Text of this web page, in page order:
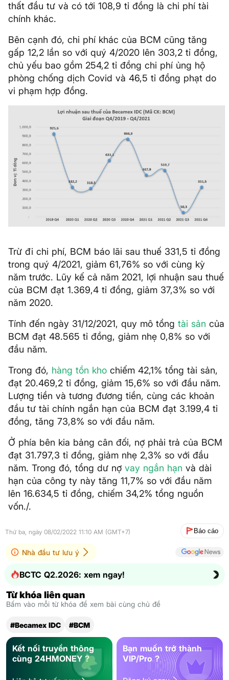
thất đầu tư và có tới 108,9 tỉ đồng là chi phí tài
chính khác.
Bên cạnh đó, chi phí khác của BCM cũng tăng
gấp 12,2 lần so với quý 4/2020 lên 303,2 tỉ đồng,
chủ yếu bao gồm 254,2 tỉ đồng chi phí ủng hộ
phòng chống dịch Covid và 46,5 tỉ đồng phạt do
vi phạm hợp đồng.
Trừ đi chi phí, BCM báo lãi sau thuế 331,5 tỉ đồng
trong quý 4/2021, giảm 61,76% so với cùng kỳ
năm trước. Lũy kế cả năm 2021, lợi nhuận sau thuế
của BCM đạt 1.369,4 tỉ đồng, giảm 37,3% so với
năm 2020.
Tính đến ngày 31/12/2021, quy mô tổng tài sản của
BCM đạt 48.565 tỉ đồng, giảm nhẹ 0,8% so với
đầu năm.
Trong đó, hàng tồn kho chiếm 42,1% tổng tài sản,
đạt 20.469,2 tỉ đồng, giảm 15,6% so với đầu năm.
Lượng tiền và tương đương tiền, cùng các khoản
đầu tư tài chính ngắn hạn của BCM đạt 3.199,4 tỉ
đồng, tăng 73,8% so với đầu năm.
Ở phía bên kia bảng cân đối, nợ phải trả của BCM
đạt 31.797,3 tỉ đồng, giảm nhẹ 2,3% so với đầu
năm. Trong đó, tổng dư nợ vay ngắn hạn và dài
hạn của công ty này tăng 11,7% so với đầu năm
lên 16.634,5 tỉ đồng, chiếm 34,2% tổng nguồn
vốn./.
Thứ ba, ngày 08/02/2022 11:10 AM (GMT+7) Báo cáo
Nhà đầu tư lưu ý
BCTC Q2.2026: xem ngay!
Từ khóa liên quan
Bấm vào mỗi từ khóa để xem bài cùng chủ đề
#Becamex IDC #BCM
Kết nối truyền thông
cùng 24HMONEY ?
Bạn muốn trở thành
VIP/Pro ?